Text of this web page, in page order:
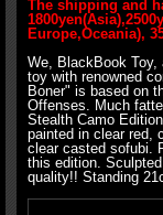
The shipping and
Europe,Oceania),
We, BlackBook Toy,
toy with renowned
Boner" is based on
Offenses. Much
Stealth Camo
painted in clear red,
clear casted sofubi.
this edition.
quality!! Standing